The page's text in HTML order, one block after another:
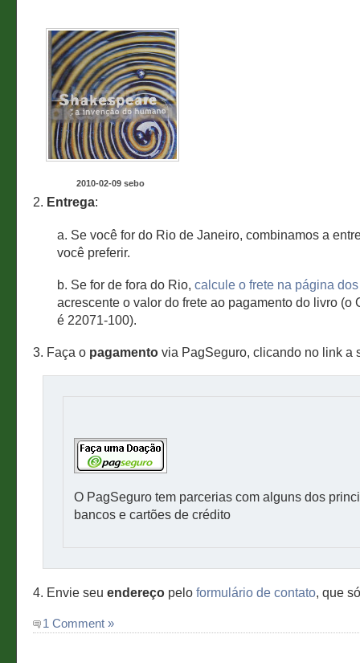
2010-02-09 sebo
2. Entrega:
a. Se você for do Rio de Janeiro, combinamos a
você preferir.
b. Se for de fora do Rio, calcule o frete na página
acrescente o valor do frete ao pagamento do livro (o
é 22071-100).
3. Faça o pagamento via PagSeguro, clicando no link a
O PagSeguro tem parcerias com alguns dos
bancos e cartões de crédito
4. Envie seu endereço pelo formulário de contato, que
1 Comment »